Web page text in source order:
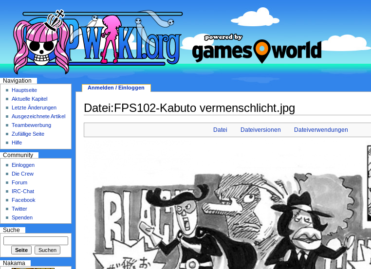
Datei:FPS102-Kabuto vermenschlicht.jpg
Datei Dateiversionen Dateiverwendungen
Anmelden / Einloggen
Navigation
Hauptseite
Aktuelle Kapitel
Letzte Änderungen
Ausgezeichnete Artikel
Teambewerbung
Zufällige Seite
Hilfe
Community
Einloggen
Die Crew
Forum
IRC-Chat
Facebook
Twitter
Spenden
Suche
Nakama